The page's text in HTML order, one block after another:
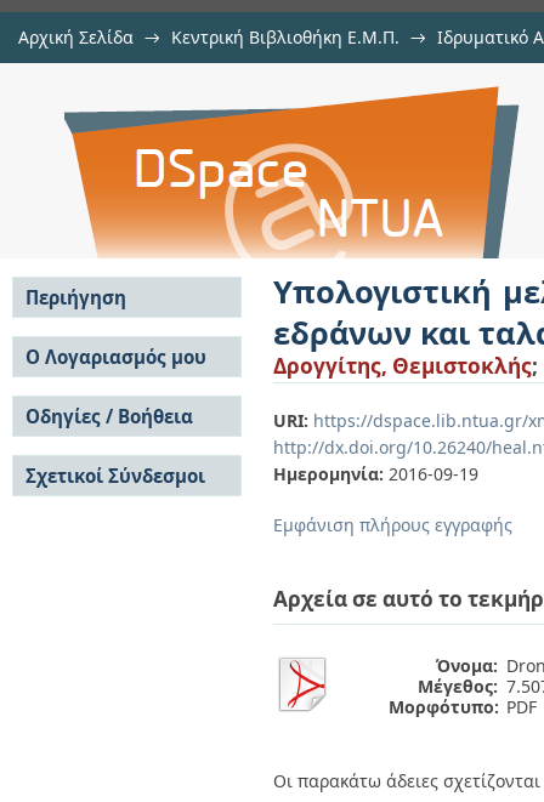
Αρχική Σελίδα → Κεντρική Βιβλιοθήκη Ε.Μ.Π. → Ιδρυματικό
Υπολογιστική μελέτη ροπών,
ταλαντώσεων εμβολοφόρων
Υπολογιστική
εδράνων και
Δρογγίτης, Θεμιστοκλής;
URI: https://dspace.lib.ntua.gr/
http://dx.doi.org/10.26240/
Ημερομηνία: 2016-09-19
Εμφάνιση πλήρους εγγραφής
Αρχεία σε αυτό το
Όνομα:
Μέγεθος:
Μορφότυπο: PDF
Οι παρακάτω άδειες
Περιήγηση
Σε όλο το DSpace
Κοινότητες & Συλλογές
Ανά Ημερομηνία
Έκδοσης
Συγγραφείς
Τίτλοι
Θέματα
Ο Λογαριασμός μου
Σύνδεση
Εγγραφή
Οδηγίες / Βοήθεια
Οδηγίες Υποβολής
Οδηγίες Χρήσης ΙΑ
Συχνές Ερωτήσεις
Σχετικοί Σύνδεσμοι